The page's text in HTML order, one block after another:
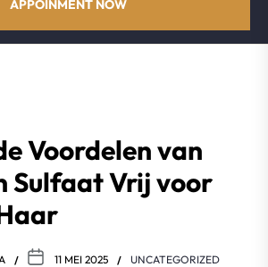
APPOINMENT NOW
Voordelen van
Sulfaat Vrij voor
11 MEI 2025 UNCATEGORIZED